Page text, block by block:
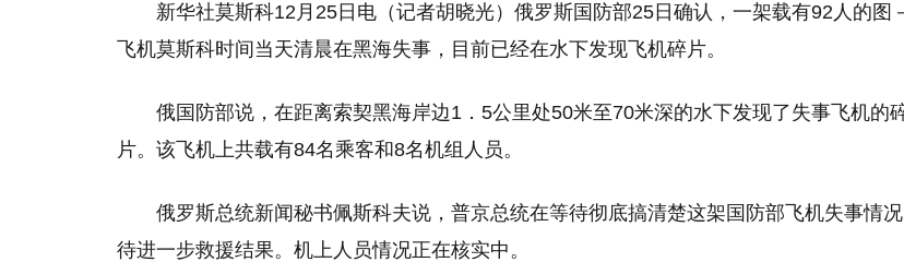
新华社莫斯科12月25日电（记者胡晓光）俄罗斯国防部25日确认，一架载有92人的图
飞机莫斯科时间当天清晨在黑海失事，目前已经在水下发现飞机碎片。
俄国防部说，在距离索契黑海岸边1．5公里处50米至70米深的水下发现了失事飞机的
片。该飞机上共载有84名乘客和8名机组人员。
俄罗斯总统新闻秘书佩斯科夫说，普京总统在等待彻底搞清楚这架国防部飞机失事情
待进一步救援结果。机上人员情况正在核实中。